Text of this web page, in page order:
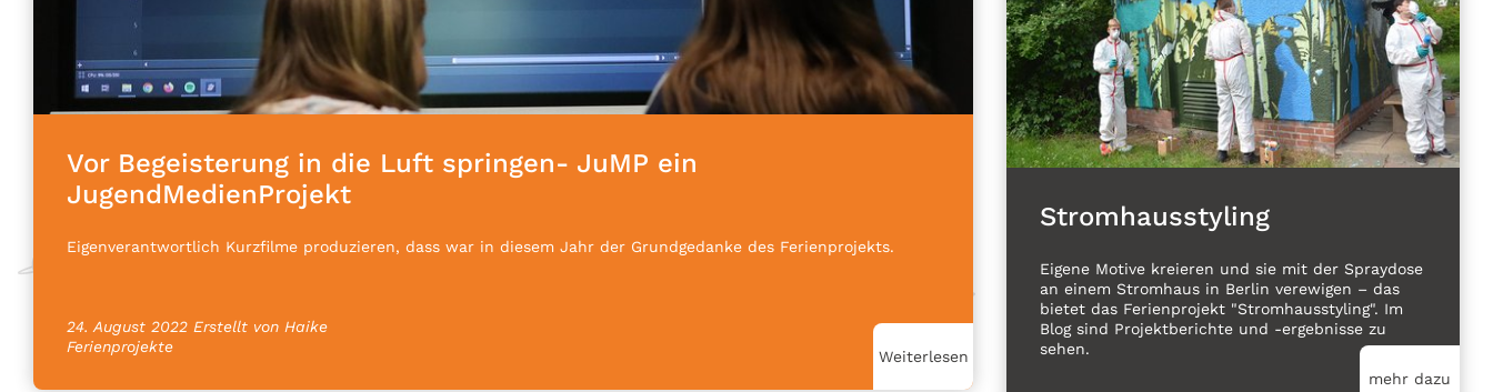
Vor Begeisterung in die Luft springen- JuMP ein
JugendMedienProjekt
Eigenverantwortlich Kurzfilme produzieren, dass war in diesem Jahr der Grundgedanke des Ferienprojekts.
24. August 2022 Erstellt von Haike
Ferienprojekte
Weiterlesen
Stromhausstyling
Eigene Motive kreieren und sie mit der Spraydose
an einem Stromhaus in Berlin verewigen – das
bietet das Ferienprojekt "Stromhausstyling". Im
Blog sind Projektberichte und -ergebnisse zu
sehen.
mehr dazu